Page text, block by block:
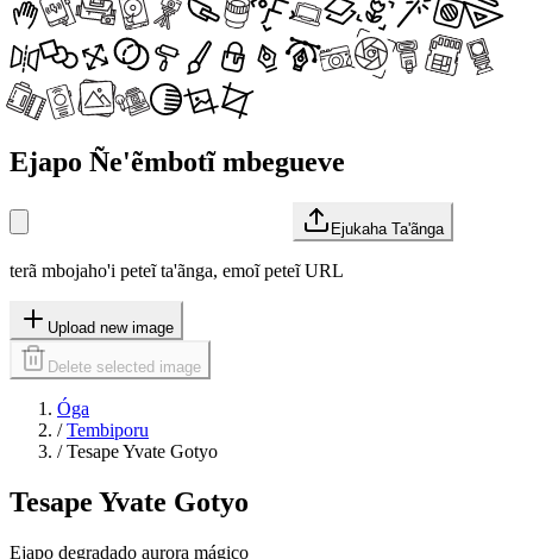
Ejapo Ñe'ẽmbotĩ mbegueve
Ejukaha Ta'ãnga
terã mbojaho'i peteĩ ta'ãnga, emoĩ peteĩ URL
Upload new image
Delete selected image
Óga
/ Tembiporu
/ Tesape Yvate Gotyo
Tesape Yvate Gotyo
Ejapo degradado aurora mágico